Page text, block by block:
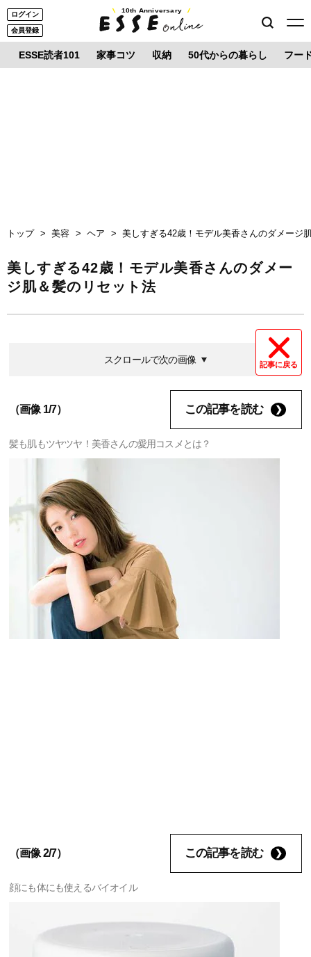
ログイン
会員登録
10th Anniversary
ESSE読者101 家事コツ 収納 50代からの暮らし フー
トップ 美容 ヘア 美しすぎる42歳！モデル美香さんのダメージ
美しすぎる42歳！モデル美香さんのダメー
ジ肌＆髪のリセット法
記事に戻る
スクロールで次の画像
（画像 1/7） この記事を読む
髪も肌もツヤツヤ！美香さんの愛用コスメとは？
（画像 2/7） この記事を読む
顔にも体にも使えるバイオイル